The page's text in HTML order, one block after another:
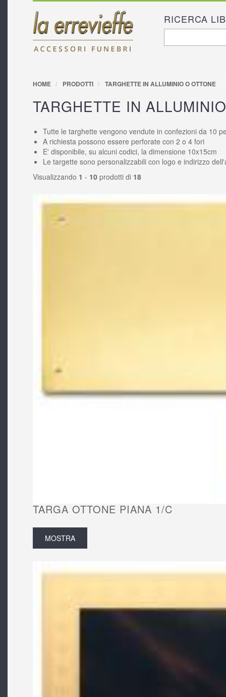
RICERCA
FORM
Cerca
HOME PRODOTTI TARGHETTE IN ALLUMINIO O OTTONE
TARGHETTE IN
Tutte le targhette vengono vendute in confezioni da 10
A richiesta possono essere perforate con 2 o 4 fori
E' disponibile, su alcuni codici, la dimensione 10x15cm
Le targette sono personalizzabili con logo e indirizzo
Visualizzando 1 - 10 prodotti di 18
TARGA OTTONE PIANA 1/C
MOSTRA